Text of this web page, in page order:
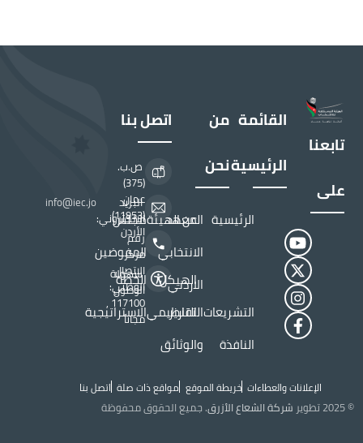
تابعنا
على
القائمة
الرئيسية
الرئيسية المعهد
الانتخابي
الاردني
التشريعات
النافذة
التقارير
والوثائق
من
نحن
عن الهيئةمجلس
المفوضين
الهيكل
التنظيمي
الخطة
الاستراتيجية
اتصل بنا
ص.ب.
(375)
عمان
(11953)
الأردن
البريد
الالكتروني:
info@iec.jo
رقم
مركز
الاتصال
الوطني:
117100 ,
مجاناً
سهولة
الوصول
Top Header menu
الإعلانات والعطاءات خريطة الموقع مواقع ذات صلة اتصل بنا
© 2025 تطوير شركة الشعاع الأزرق. جميع الحقوق محفوظة